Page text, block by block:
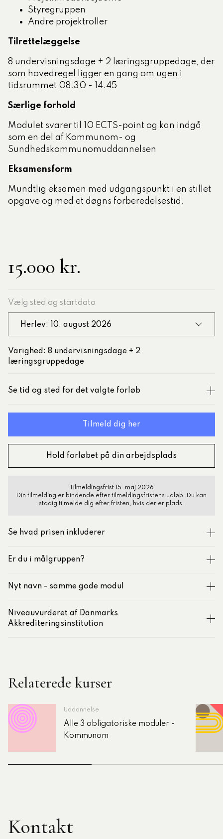
Styregruppen
Andre projektroller
Tilrettelæggelse
8 undervisningsdage + 2 læringsgruppedage, der
som hovedregel ligger en gang om ugen i
tidsrummet 08.30 - 14.45
Særlige forhold
Modulet svarer til 10 ECTS-point og kan indgå
som en del af Kommunom- og
Sundhedskommunomuddannelsen
Eksamensform
Mundtlig eksamen med udgangspunkt i en stillet
opgave og med et døgns forberedelsestid.
15.000 kr.
Vælg sted og startdato
Herlev: 10. august 2026
Varighed: 8 undervisningsdage + 2
læringsgruppedage
Se tid og sted for det valgte forløb
Hold forløbet på din arbejdsplads
Tilmeldingsfrist 15. maj 2026
Din tilmelding er bindende efter tilmeldingsfristens udløb. Du kan
stadig tilmelde dig efter fristen, hvis der er plads.
Se hvad prisen inkluderer
Er du i målgruppen?
Nyt navn - samme gode modul
Niveauvurderet af Danmarks
Akkrediteringsinstitution
Relaterede kurser
Uddannelse
Alle 3 obligatoriske moduler -
Kommunom
Kontakt